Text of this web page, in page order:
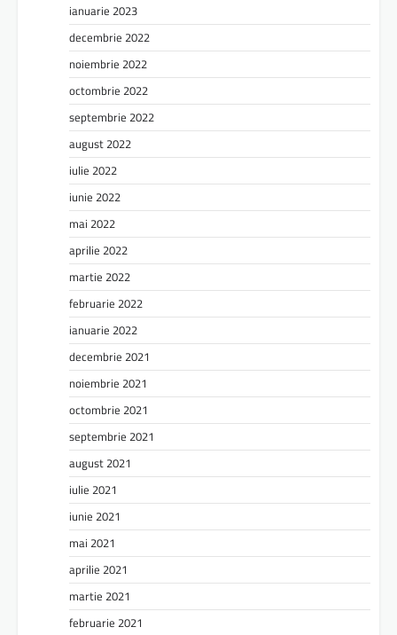
ianuarie 2023
decembrie 2022
noiembrie 2022
octombrie 2022
septembrie 2022
august 2022
iulie 2022
iunie 2022
mai 2022
aprilie 2022
martie 2022
februarie 2022
ianuarie 2022
decembrie 2021
noiembrie 2021
octombrie 2021
septembrie 2021
august 2021
iulie 2021
iunie 2021
mai 2021
aprilie 2021
martie 2021
februarie 2021